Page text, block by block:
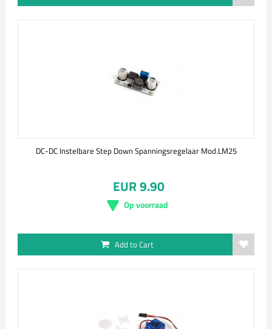
DC-DC Instelbare Step Down Spanningsregelaar Mod.LM25
EUR 9.90
Op voorraad
Add to Cart